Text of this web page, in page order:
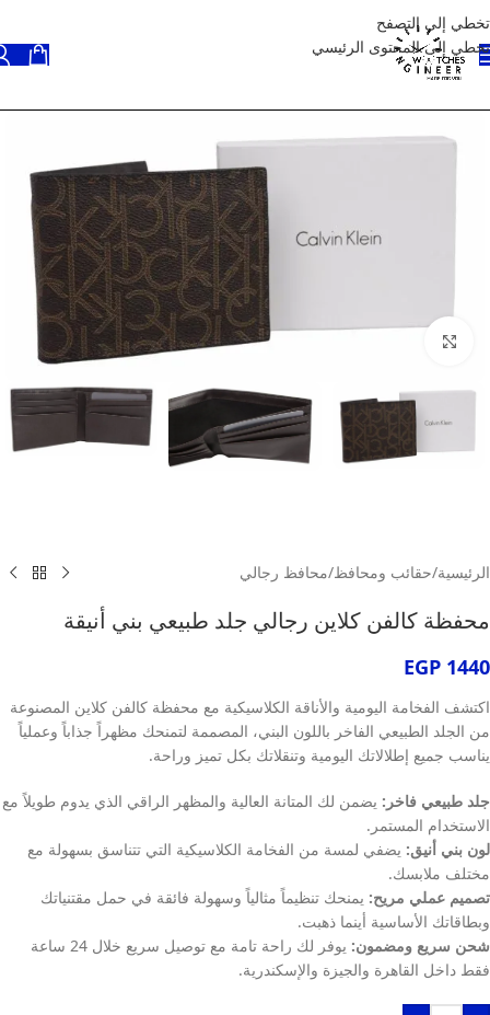
تخطي إلى التصفح
تخطي إلى المحتوى الرئيسي
الرئيسية/حقائب ومحافظ/محافظ رجالي
محفظة كالفن كلاين رجالي جلد طبيعي بني أنيقة
EGP 1440
اكتشف الفخامة اليومية والأناقة الكلاسيكية مع محفظة كالفن كلاين المصنوعة
من الجلد الطبيعي الفاخر باللون البني، المصممة لتمنحك مظهراً جذاباً وعملياً
يناسب جميع إطلالاتك اليومية وتنقلاتك بكل تميز وراحة.
جلد طبيعي فاخر: يضمن لك المتانة العالية والمظهر الراقي الذي يدوم طويلاً مع
الاستخدام المستمر.
لون بني أنيق: يضفي لمسة من الفخامة الكلاسيكية التي تتناسق بسهولة مع
مختلف ملابسك.
تصميم عملي مريح: يمنحك تنظيماً مثالياً وسهولة فائقة في حمل مقتنياتك
وبطاقاتك الأساسية أينما ذهبت.
شحن سريع ومضمون:
يوفر لك راحة تامة مع توصيل سريع خلال 24 ساعة
فقط داخل القاهرة والجيزة والإسكندرية.